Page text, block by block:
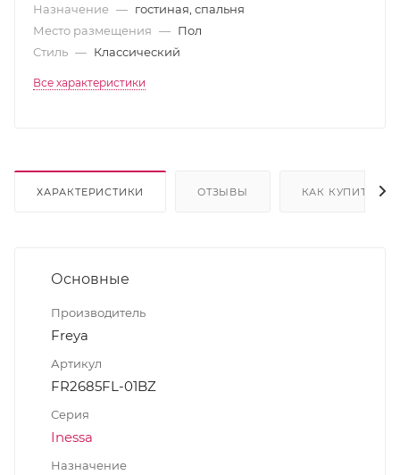
Назначение — гостиная, спальня
Место размещения — Пол
Стиль — Классический
Все характеристики
ХАРАКТЕРИСТИКИ ОТЗЫВЫ КАК КУПИТЬ
Основные
Производитель
Freya
Артикул
FR2685FL-01BZ
Серия
Inessa
Назначение